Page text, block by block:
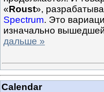
«Roust»,
Spectrum. Это
изначально
дальше »
Calendar